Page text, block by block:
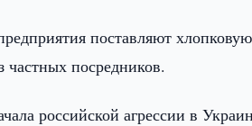
поставляют
частных посредников.
российской агрессии в